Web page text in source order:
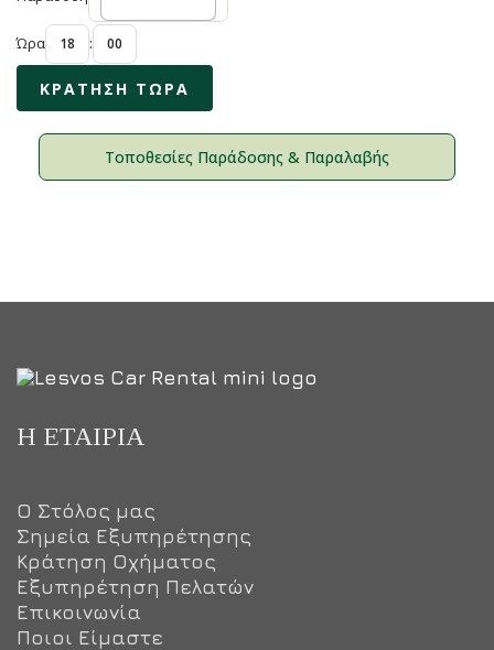
Ώρα :
Τοποθεσίες Παράδοσης & Παραλαβής
Η ΕΤΑΙΡΊΑ
Ο Στόλος μας
Σημεία Εξυπηρέτησης
Κράτηση Οχήματος
Εξυπηρέτηση Πελατών
Επικοινωνία
Ποιοι Είμαστε